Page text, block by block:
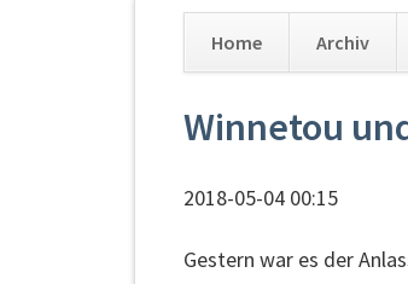
Home Archiv
überspringen
Winnetou
2018-05-04 00:15
Gestern war es der